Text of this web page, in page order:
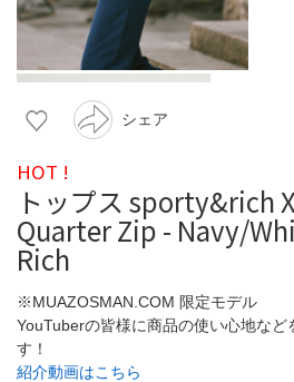
シェア
HOT !
トップス sporty&rich
Quarter Zip - Navy/
Rich
※MUAZOSMAN.COM 限定モデル
YouTuberの皆様に商品の使い心地など
す！
紹介動画はこちら